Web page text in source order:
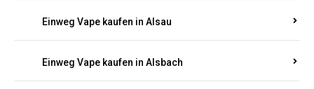
Einweg Vape kaufen in Alsau
Einweg Vape kaufen in Alsbach